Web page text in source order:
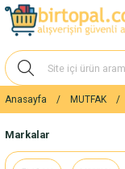
Anasayfa MUTFAK
Markalar